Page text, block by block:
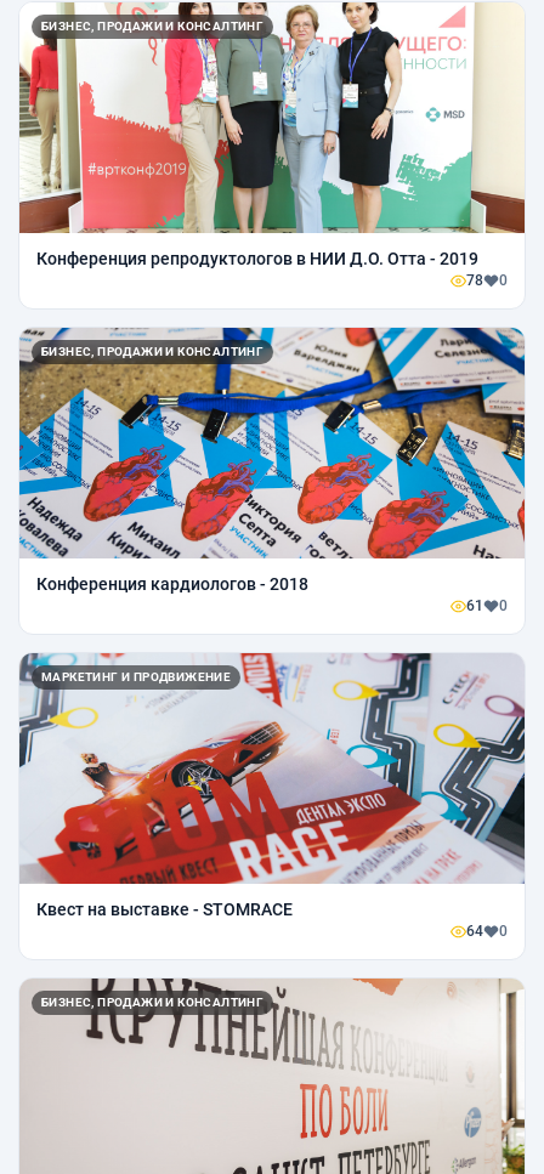
БИЗНЕС, ПРОДАЖИ И КОНСАЛТИНГ
Конференция репродуктологов в НИИ Д.О. Отта - 2019
78 0
БИЗНЕС, ПРОДАЖИ И КОНСАЛТИНГ
Конференция кардиологов - 2018
61 0
МАРКЕТИНГ И ПРОДВИЖЕНИЕ
Квест на выставке - STOMRACE
64 0
БИЗНЕС, ПРОДАЖИ И КОНСАЛТИНГ